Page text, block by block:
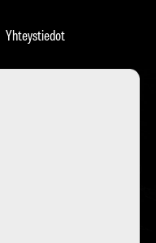
Yhteystiedot